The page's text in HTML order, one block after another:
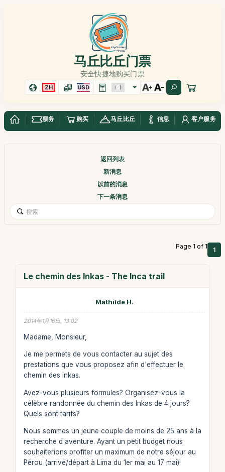
马丘比丘门票
安全快捷地购买门票
ZH USD
票务 购买 马丘比丘 信息 客户服务
返回列表
新消息
以前的消息
下一条消息
Page 1 of 1 1
Le chemin des Inkas - The Inca trail
Mathilde H.
2014年1月16日, 13:02
Madame, Monsieur,
Je me permets de vous contacter au sujet des
prestations que vous proposez afin d'effectuer le
chemin des inkas.
Avez-vous plusieurs formules? Organisez-vous la
célèbre randonnée du chemin des Inkas de 4 jours?
Quels sont tarifs?
Nous sommes un jeune couple de moins de 25 ans à la
recherche d'aventure. Ayant un petit budget nous
souhaiterions profiter un maximum de notre séjour au
Pérou (arrivé/départ à Lima du 1er mai au 17 mai)!